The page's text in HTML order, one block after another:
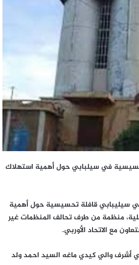
في سيلبابي حول أهمية استهلاك
سيليبابي قافلة تحسيسية حول أهمية
منظمة من طرف تحالف المنظمات غير
مع الاتحاد الأوربي.
أشرف والي كيدي ماغه السيد احمد ولد